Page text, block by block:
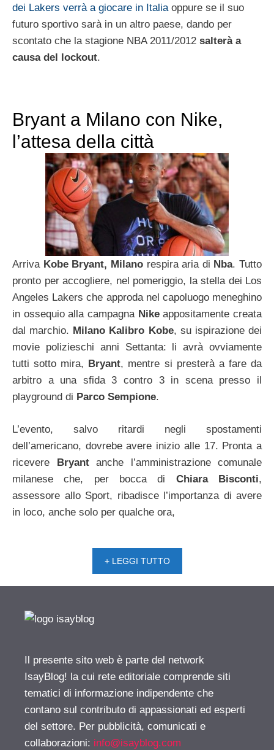
dei Lakers verrà a giocare in Italiaoppure se il suo
futuro sportivo sarà in un altro paese, dando per
scontato che la stagione NBA 2011/2012 salterà a
causa del lockout.
Bryant a Milano con Nike,
l’attesa della città
Arriva Kobe Bryant, Milanorespira aria di Nba. Tutto
pronto per accogliere, nel pomeriggio, la stella dei Los
Angeles Lakers che approda nel capoluogo meneghino
in ossequio alla campagna Nikeappositamente creata
dal marchio. Milano Kalibro Kobe, su ispirazione dei
movie polizieschi anni Settanta: li avrà ovviamente
tutti sotto mira, Bryant, mentre si presterà a fare da
arbitro a una sfida 3 contro 3 in scena presso il
playground di Parco Sempione.
L’evento, salvo ritardi negli spostamenti
dell’americano, dovrebe avere inizio alle 17. Pronta a
ricevere Bryantanche l’amministrazione comunale
milanese che, per bocca di Chiara Bisconti,
assessore allo Sport, ribadisce l’importanza di avere
in loco, anche solo per qualche ora,
+ LEGGI TUTTO
Il presente sito web è parte del network
IsayBlog! la cui rete editoriale comprende siti
tematici di informazione indipendente che
contano sul contributo di appassionati ed esperti
del settore. Per pubblicità, comunicati e
collaborazioni: info@isayblog.com